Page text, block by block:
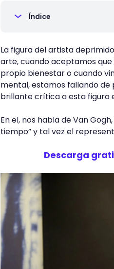
Índice
La figura del artista
arte, cuando aceptamos
propio bienestar o cuando
mental, estamos fallando de
brillante crítica a esta figura
En el, nos habla de Van
tiempo” y tal vez el
Descarga